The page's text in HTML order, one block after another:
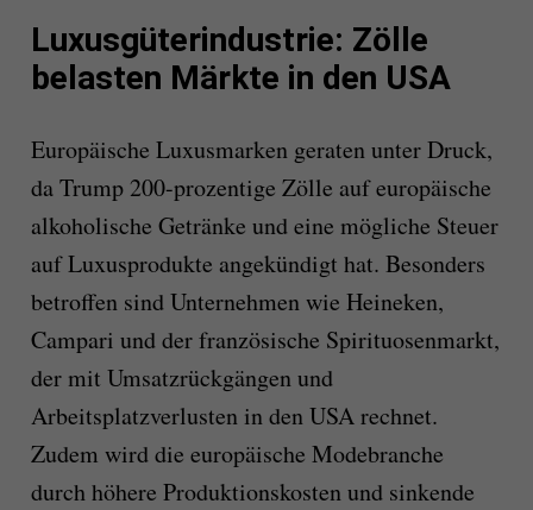
Luxusgüterindustrie: Zölle
belasten Märkte in den USA
Europäische Luxusmarken geraten unter Druck,
da Trump 200-prozentige Zölle auf europäische
alkoholische Getränke und eine mögliche Steuer
auf Luxusprodukte angekündigt hat. Besonders
betroffen sind Unternehmen wie Heineken,
Campari und der französische Spirituosenmarkt,
der mit Umsatzrückgängen und
Arbeitsplatzverlusten in den USA rechnet.
Zudem wird die europäische Modebranche
durch höhere Produktionskosten und sinkende